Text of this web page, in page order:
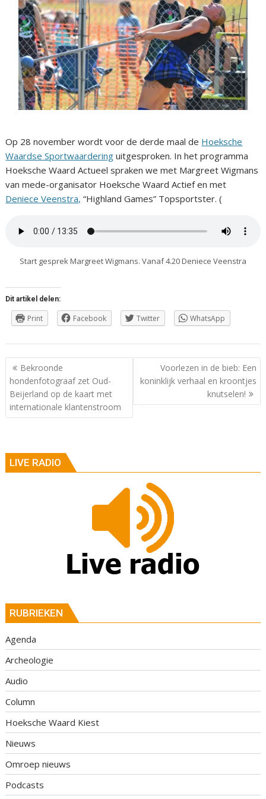
Op 28 november wordt voor de derde maal de Hoeksche
Waardse Sportwaardering uitgesproken. In het programma
Hoeksche Waard Actueel spraken we met Margreet Wigmans
van mede-organisator Hoeksche Waard Actief en met
Deniece Veenstra, “Highland Games” Topsportster. (
Start gesprek Margreet Wigmans. Vanaf 4.20 Deniece Veenstra
Dit artikel delen:
Print Facebook Twitter WhatsApp
Berichtnavigatie
Bekroonde
hondenfotograaf zet Oud-
Beijerland op de kaart met
internationale klantenstroom
Voorlezen in de bieb: Een
koninklijk verhaal en kroontjes
knutselen!
LIVE RADIO
RUBRIEKEN
Agenda
Archeologie
Audio
Column
Hoeksche Waard Kiest
Nieuws
Omroep nieuws
Podcasts